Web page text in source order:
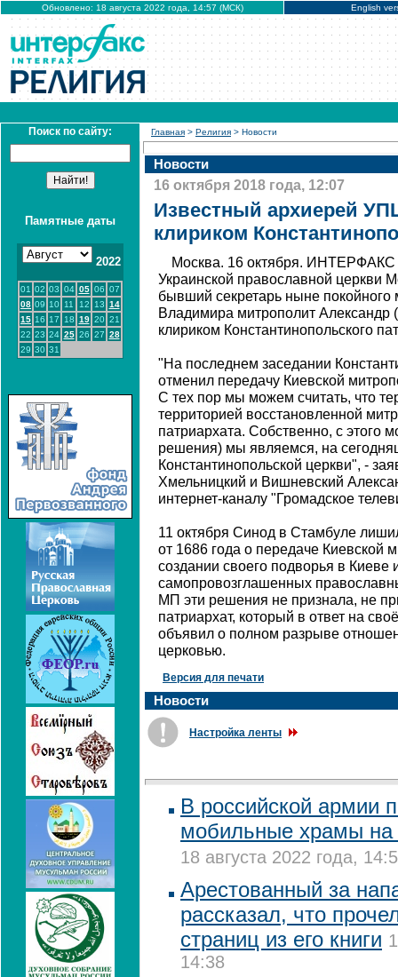
Обновлено: 18 августа 2022 года, 14:57 (МСК) English
Поиск по сайту:
Памятные даты
2022
01 02 03 04 05 06 07
08 09 10 11 12 13 14
15 16 17 18 19 20 21
22 23 24 25 26 27 28
29 30 31
Главная > Религия > Новости
Новости
16 октября 2018 года, 12:07
Известный архиерей
клириком
Москва. 16 октября. ИНТЕРФАКС
Украинской православной церкви
бывший секретарь ныне покойного
Владимира митрополит Александр
клириком Константинопольского
"На последнем заседании
отменил передачу Киевской
С тех пор мы можем считать, что
территорией восстановленной
патриархата. Собственно, с этого
решения) мы являемся, на
Константинопольской церкви", -
Хмельницкий и Вишневский
интернет-каналу "Громадское
11 октября Синод в Стамбуле
от 1686 года о передаче Киевской
создании своего подворья в Киеве
самопровозглашенных
МП эти решения не признала, не
патриархат, который в ответ на
объявил о полном разрыве
церковью.
Версия для печати
Новости
Настройка ленты
В российской армии
мобильные храмы на
18 августа 2022 года,
Арестованный за
рассказал, что
страниц из его книги
14:38